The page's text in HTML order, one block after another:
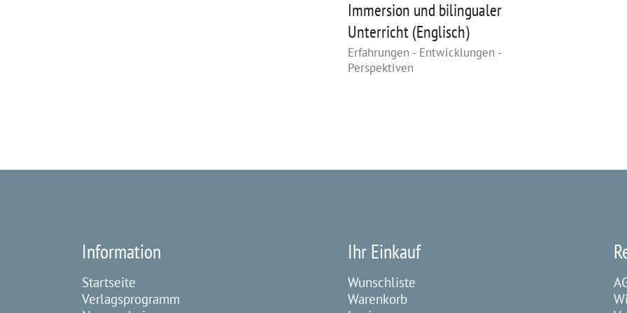
Immersion und bilingualer
Unterricht (Englisch)
Erfahrungen - Entwicklungen -
Perspektiven
Information
Startseite
Verlagsprogramm
Ihr Einkauf
Wunschliste
Warenkorb